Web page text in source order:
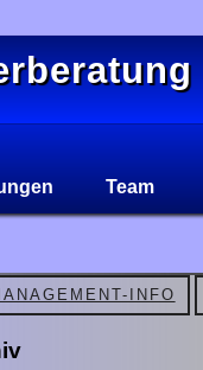
Team
INFO